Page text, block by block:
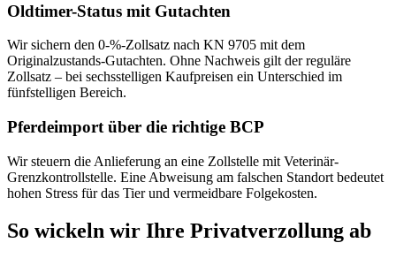
Oldtimer-Status mit Gutachten
Wir sichern den 0-%-Zollsatz nach KN 9705 mit dem
Originalzustands-Gutachten. Ohne Nachweis gilt der reguläre
Zollsatz – bei sechsstelligen Kaufpreisen ein Unterschied im
fünfstelligen Bereich.
Pferdeimport über die richtige BCP
Wir steuern die Anlieferung an eine Zollstelle mit Veterinär-
Grenzkontrollstelle. Eine Abweisung am falschen Standort bedeutet
hohen Stress für das Tier und vermeidbare Folgekosten.
So wickeln wir Ihre Privatverzollung ab